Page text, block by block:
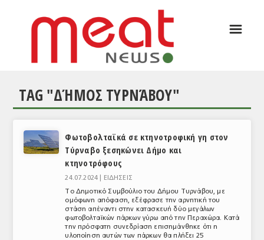
ΕΙΔΗΣΕΙΣ
ΘΕΜΑΤΑ
ΕΥΡΩΠΑΪΚΕΣ ΑΠΟΦΑΣΕΙΣ
☰
TAG "ΔΉΜΟΣ ΤΥΡΝΆΒΟΥ"
Φωτοβολταϊκά σε κτηνοτροφική γη στον
Τύρναβο ξεσηκώνει Δήμο και
κτηνοτρόφους
24.07.2024 |
ΕΙΔΗΣΕΙΣ
Το Δημοτικό Συμβούλιο του Δήμου Τυρνάβου, με
ομόφωνη απόφαση, εξέφρασε την αρνητική του
στάση απέναντι στην κατασκευή δύο μεγάλων
φωτοβολταϊκών πάρκων γύρω από την Περαχώρα. Κατά
την πρόσφατη συνεδρίαση επισημάνθηκε ότι η
υλοποίηση αυτών των πάρκων θα πλήξει 25